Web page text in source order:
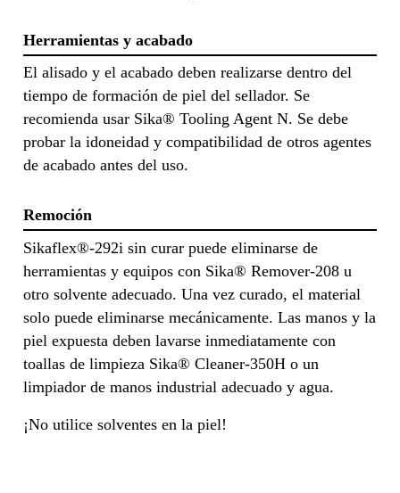
Herramientas y acabado
El alisado y el acabado deben realizarse dentro del
tiempo de formación de piel del sellador. Se
recomienda usar Sika® Tooling Agent N. Se debe
probar la idoneidad y compatibilidad de otros agentes
de acabado antes del uso.
Remoción
Sikaflex®-292i sin curar puede eliminarse de
herramientas y equipos con Sika® Remover-208 u
otro solvente adecuado. Una vez curado, el material
solo puede eliminarse mecánicamente. Las manos y la
piel expuesta deben lavarse inmediatamente con
toallas de limpieza Sika® Cleaner-350H o un
limpiador de manos industrial adecuado y agua.
¡No utilice solventes en la piel!